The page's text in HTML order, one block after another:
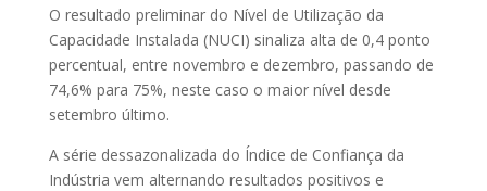
O resultado preliminar do Nível de Utilização da
Capacidade Instalada (NUCI) sinaliza alta de 0,4 ponto
percentual, entre novembro e dezembro, passando de
74,6% para 75%, neste caso o maior nível desde
setembro último.
A série dessazonalizada do Índice de Confiança da
Indústria vem alternando resultados positivos e